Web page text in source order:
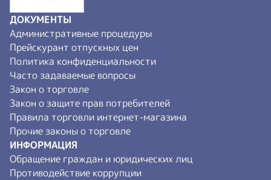
ДОКУМЕНТЫ
Административные процедуры
Прейскурант отпускных цен
Политика конфиденциальности
Часто задаваемые вопросы
Закон о торговле
Закон о защите прав потребителей
Правила торговли интернет-магазина
Прочие законы о торговле
ИНФОРМАЦИЯ
Обращение граждан и юридических лиц
Противодействие коррупции